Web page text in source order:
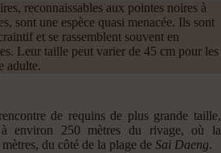
reconnaissables aux pointes noires à
sont une espèce quasi menacée. Ils sont
et se rassemblent souvent en
Leur taille peut varier de 45 cm pour les
adulte.
de requins de plus grande taille,
environ 250 mètres du rivage, où la
du côté de la plage de Sai Daeng.